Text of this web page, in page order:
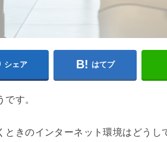
シェア はてブ
す。
ときのインターネット環境はどうし